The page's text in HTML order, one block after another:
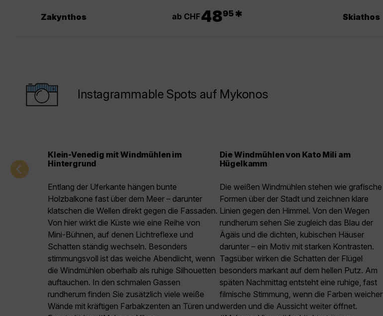
Zakynthos ab CHF4895 * Skiathos
Instagrammable Spots auf Mykonos
Klein-Venedig mit Windmühlen im
Hintergrund
Entlang der Uferkante hängen bunte
Holzbalkone fast über dem Meer – darunter
klatschen die Wellen direkt gegen die Fassaden.
Von hier wirkt die Küste wie eine Reihe von
Mini-Bühnen, auf denen Lichtreflexe und
Schatten ständig wechseln. Besonders
stimmungsvoll ist das weiche Abendlicht, wenn
die Windmühlen oberhalb als ruhige Silhouetten
auftauchen. In den schmalen Gassen
rundherum finden Sie zusätzlich viele weiße
Wände mit kräftigen Farbakzenten an Türen und
Die Windmühlen von Kato Mili am
Hügelkamm
Die weißen Windmühlen stehen wie grafische
Formen über der Stadt und zeichnen klare
Linien gegen den Himmel. Von den Wegen
rundherum sehen Sie zugleich das Blau der
Ägäis und die dichten, kubischen Häuser
darunter – ein Motiv mit starken Kontrasten.
Tagsüber wirken die Schatten der Flügel
besonders markant auf dem hellen Putz. Am
späten Nachmittag entsteht eine ruhige, fast
filmische Stimmung, wenn die Farben weicher
werden und die Aussicht weiter öffnet.